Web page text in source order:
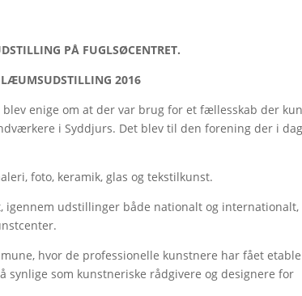
PÅ FUGLSØCENTRET.
2016
enige om at der var brug for et fællesskab der
i Syddjurs. Det blev til den forening der i
foto, keramik, glas og tekstilkunst.
igennem udstillinger både nationalt og
hvor de professionelle kunstnere har fået
som kunstneriske rådgivere og designere for